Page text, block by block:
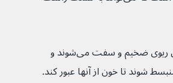
دیواره‌های شریان‌های ریوی ضخیم و سفت می‌شوند و